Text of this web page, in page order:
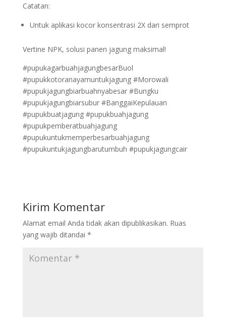
Catatan:
Untuk aplikasi kocor konsentrasi 2X dari semprot
Vertine NPK, solusi panen jagung maksimal!
#pupukagarbuahjagungbesarBuol
#pupukkotoranayamuntukjagung #Morowali
#pupukjagungbiarbuahnyabesar #Bungku
#pupukjagungbiarsubur #BanggaiKepulauan
#pupukbuatjagung #pupukbuahjagung
#pupukpemberatbuahjagung
#pupukuntukmemperbesarbuahjagung
#pupukuntukjagungbarutumbuh #pupukjagungcair
Kirim Komentar
Alamat email Anda tidak akan dipublikasikan. Ruas
yang wajib ditandai *